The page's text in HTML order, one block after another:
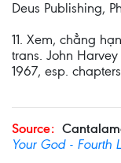
Deus Publishing,
11. Xem, chẳng
trans. John
1967, esp.
Source:
Your God - Fourth